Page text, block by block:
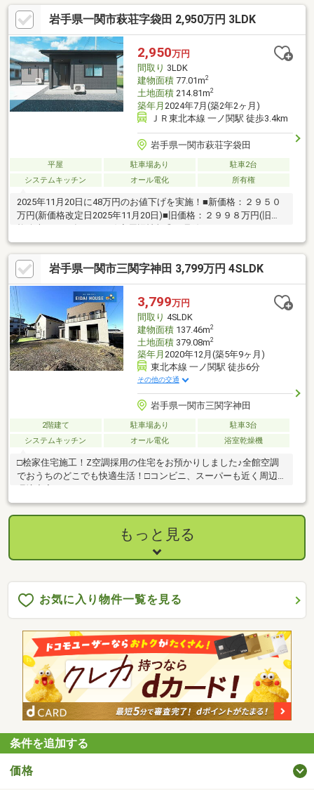
いＬＤＫは広々１６．５帖！・料理や配膳がスムーズな横並びキ
ッチンで、家事時間を短縮！・２帖のファミクロで衣類も荷物も
まとめて収納可能！・洗面所からファミクロ、脱衣所への身支度
も洗濯もラクな一直線動線！・光がたっぷり注ぐ吹き抜け空間
で、開放感あふれるリビング！・家族の距離がちょうどいい１．
５階設計！・太陽光発電搭載＆エコキュート完備
岩手県一関市萩荘字袋田 2,950万円 3LDK
2,950万円
間取り 3LDK
建物面積77.01m2
土地面積214.81m2
築年月 2024年7月(築2年2ヶ月)
ＪＲ東北本線 一ノ関駅 徒歩3.4km
岩手県一関市萩荘字袋田
平屋 駐車場あり
駐車2台
システムキッチン
オール電化 所有権
2025年11月20日に48万円のお値下げを実施！■新価格：２９５０
万円(新価格改定日2025年11月20日)■旧価格：２９９８万円(旧価
格公表日2025年1月16日)◇周辺情報◎４号線までのアクセス５０
０ｍ◎最寄りのスーパーまで徒歩９分！◎萩荘小学校まで１．９
ｋｍ◎萩荘中学校まで２．０ｋｍ◇見どころポイント・３ＬＤＫ
のリビング中心プラン・脱衣所に昇降式のランドリーセットあ
り・太陽光付き・オール電化住宅・パントリー・ランドリー・洗
面所など各所に収納付き
岩手県一関市三関字神田 3,799万円 4SLDK
3,799万円
間取り 4SLDK
建物面積137.46m2
土地面積379.08m2
築年月 2020年12月(築5年9ヶ月)
東北本線 一ノ関駅 徒歩6分
その他の交通
岩手県一関市三関字神田
2階建て 駐車場あり
駐車3台
システムキッチン
オール電化 浴室乾燥機
□桧家住宅施工！Z空調採用の住宅をお預かりしました♪全館空調
でおうちのどこでも快適生活！□コンビニ、スーパーも近く周辺
もっと見る
お気に入り物件一覧を見る
条件を追加する
価格